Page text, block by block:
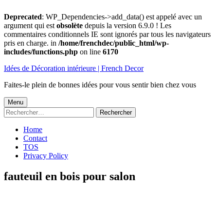
Deprecated: WP_Dependencies->add_data() est appelé avec un
argument qui est obsolète depuis la version 6.9.0 ! Les
commentaires conditionnels IE sont ignorés par tous les navigateurs
pris en charge. in /home/frenchdec/public_html/wp-
includes/functions.php on line 6170
au
Idées de Décoration intérieure | French Decor
Faites-le plein de bonnes idées pour vous sentir bien chez vous
Menu
principal
Menu
Rechercher :
Home
Contact
TOS
Privacy Policy
fauteuil en bois pour salon